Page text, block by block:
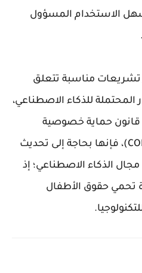
الاستخدام المسؤول
مناسبة تتعلق
المحتملة للذكاء الاصطناعي،
قانون حماية خصوصية
الأطفال على الإنترنت (COPPA)، فإنها بحاجة إلى تحديث
الذكاء الاصطناعي؛ إذ
تحمي حقوق الأطفال